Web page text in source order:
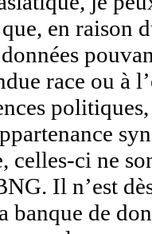
en raison
race ou à
celles-ci ne
Il n’est
banque de